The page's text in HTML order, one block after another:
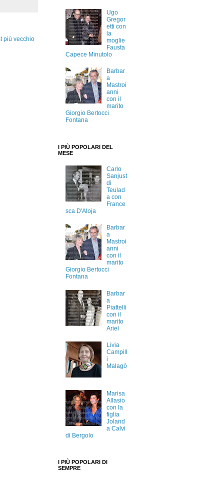
più vecchio
Ugo
Gregor
etti con
la
moglie
Fausta
Capece Minutolo
Barbar
a
Mastroi
anni
con il
marito
Giorgio Bertocci
Fontana
I PIÙ POPOLARI DEL
MESE
Carlo
Sanjust
di
Teulad
a con
France
sca D'Aloja
Barbar
a
Mastroi
anni
con il
marito
Giorgio Bertocci
Fontana
Barbar
a
Piattelli
con il
marito
Ariel
Livia
Campill
i
Malagò
Marisa
Allasio
con la
figlia
Joland
a Calvi
di Bergolo
I PIÙ POPOLARI DI
SEMPRE